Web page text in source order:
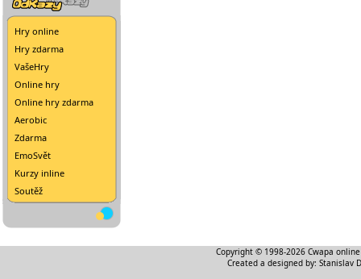
Hry online
Hry zdarma
VašeHry
Online hry
Online hry zdarma
Aerobic
Zdarma
EmoSvět
Kurzy inline
Soutěž
Copyright © 1998-2026 Cwapa
Created a designed by: Stanislav